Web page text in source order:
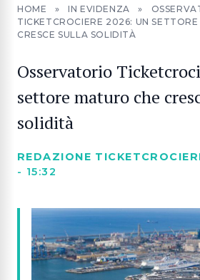
HOME » IN EVIDENZA »
TICKETCROCIERE 2026: UN
CRESCE SULLA SOLIDITÀ
Osservatorio
settore maturo che
solidità
REDAZIONE
- 15:32